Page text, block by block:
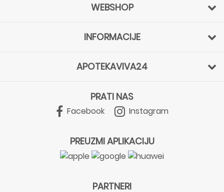
WEBSHOP
INFORMACIJE
APOTEKAVIVA24
PRATI NAS
Facebook Instagram
PREUZMI APLIKACIJU
PARTNERI